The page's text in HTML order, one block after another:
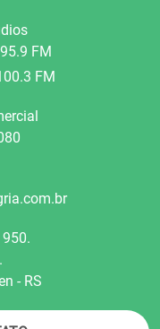
FM
FM
- RS